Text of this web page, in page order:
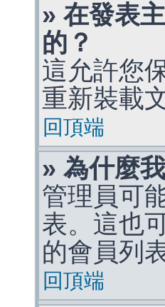
» 在發表
的？
這允許您
重新裝載
回頂端
» 為什麼
管理員可
表。這也
的會員列
回頂端